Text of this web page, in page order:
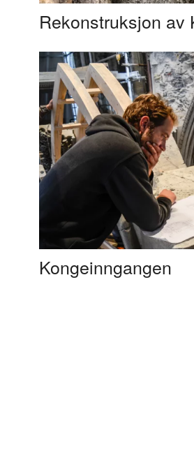
Rekonstruksjon av
Kongeinngangen